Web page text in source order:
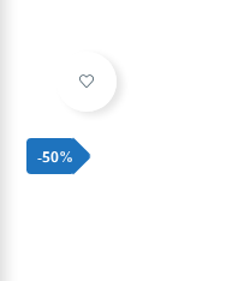
Ajouter à la liste d’envies
-50%